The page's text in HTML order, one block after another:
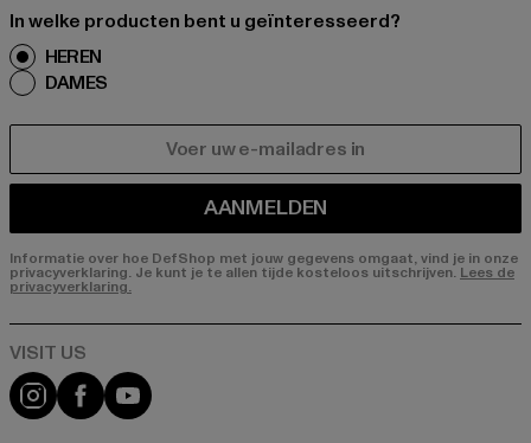
In welke producten bent u geïnteresseerd?
HEREN
DAMES
AANMELDEN
Informatie over hoe DefShop met jouw gegevens omgaat, vind je in onze
privacyverklaring. Je kunt je te allen tijde kosteloos uitschrijven. Lees de
privacyverklaring.
Visit our Instagram page:
Visit our Facebook page:
Visit our YouTube channel: